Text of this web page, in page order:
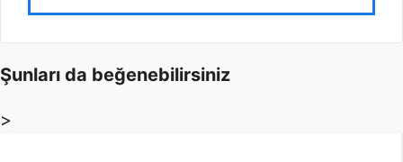
Şunları da beğenebilirsiniz
>